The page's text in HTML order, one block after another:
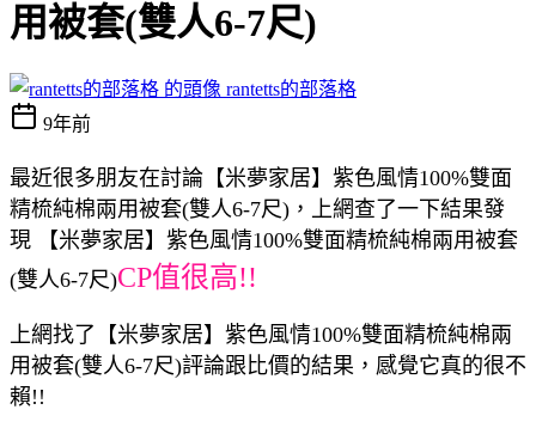
用被套(雙人6-7尺)
rantetts的部落格
9年前
最近很多朋友在討論【米夢家居】紫色風情100%雙面
精梳純棉兩用被套(雙人6-7尺)，上網查了一下結果發
現 【米夢家居】紫色風情100%雙面精梳純棉兩用被套
(雙人6-7尺)CP值很高!!
上網找了【米夢家居】紫色風情100%雙面精梳純棉兩
用被套(雙人6-7尺)評論跟比價的結果，感覺它真的很不
賴!!